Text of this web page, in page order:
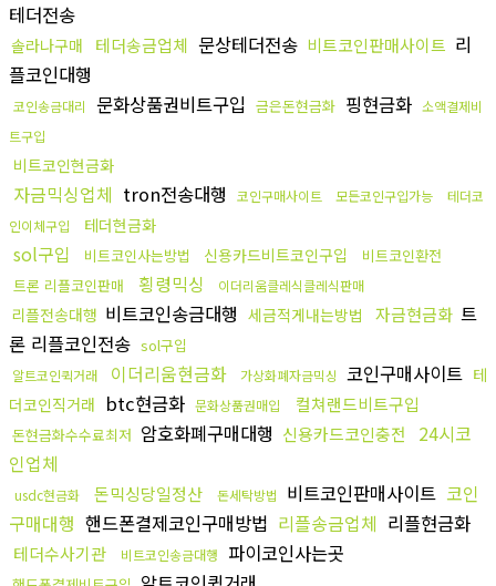
테더전송
솔라나구매 테더송금업체 문상테더전송 비트코인판매사이트 리
플코인대행
코인송금대리 문화상품권비트구입 금은돈현금화 핑현금화 소액결제비
트구입
비트코인현금화
자금믹싱업체 tron전송대행 코인구매사이트 모든코인구입가능
테더코
인이체구입
테더현금화
sol구입 비트코인사는방법 신용카드비트코인구입
비트코인환전
트론 리플코인판매
횡령믹싱 이더리움클레식클레식판매
리플전송대행 비트코인송금대행 세금적게내는방법 자금현금화 트
론 리플코인전송 sol구입
알트코인퀵거래 이더리움현금화 가상화폐자금믹싱 코인구매사이트 테
더코인직거래 btc현금화 문화상품권매입 컬쳐랜드비트구입
돈현금화수수료최저 암호화폐구매대행 신용카드코인충전
24시코
인업체
usdc현금화 돈믹싱당일정산 돈세탁방법 비트코인판매사이트 코인
구매대행 핸드폰결제코인구매방법 리플송금업체 리플현금화
테더수사기관 비트코인송금대행 파이코인사는곳